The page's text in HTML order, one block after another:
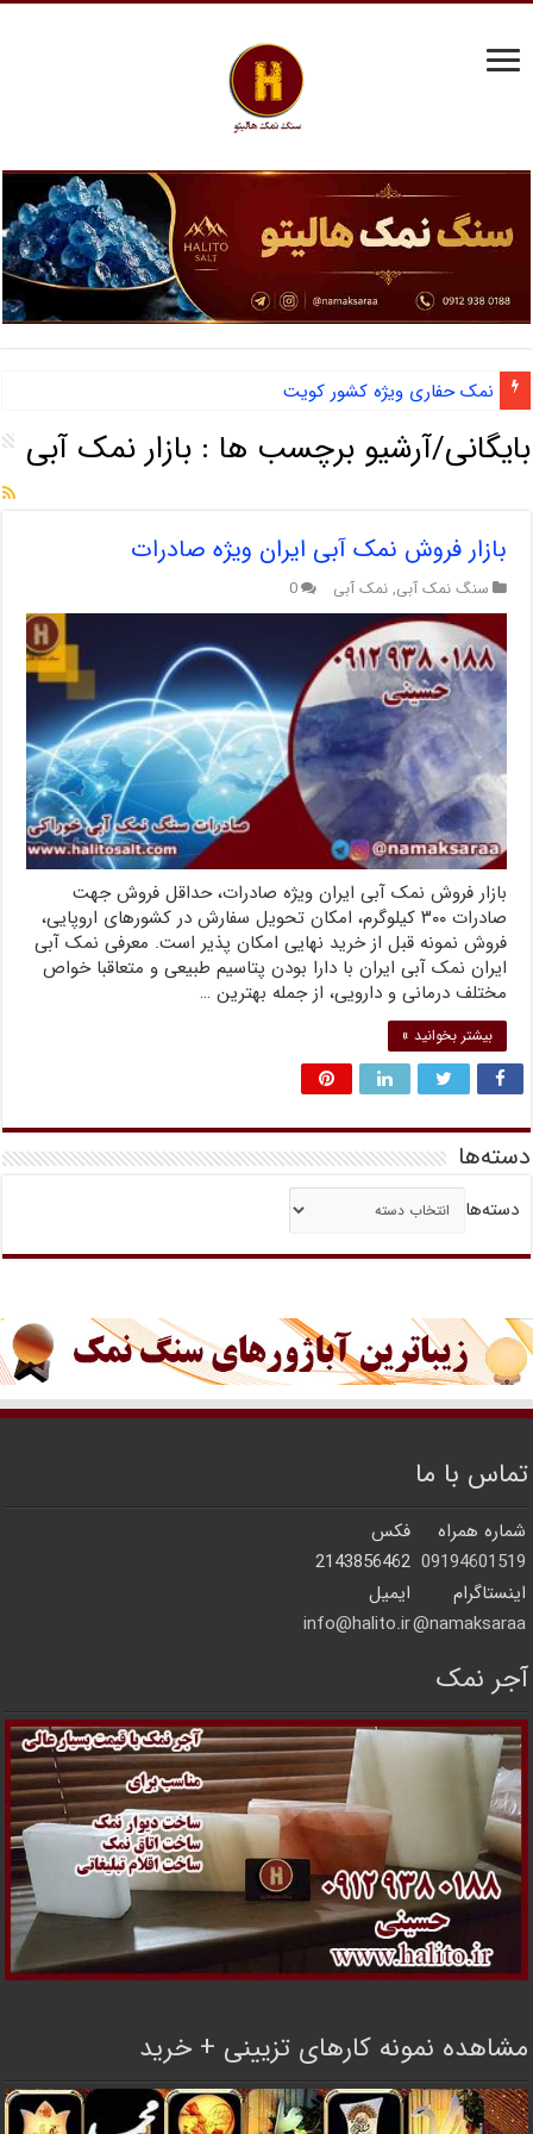
نمک حفاری ویژه کشور کویت
بایگانی/آرشیو برچسب ها : بازار نمک آبی
بازار فروش نمک آبی ایران ویژه صادرات
سنگ نمک آبی, نمک آبی 0
بازار فروش نمک آبی ایران ویژه صادرات، حداقل فروش جهت
صادرات ۳۰۰ کیلوگرم، امکان تحویل سفارش در کشورهای اروپایی،
فروش نمونه قبل از خرید نهایی امکان پذیر است. معرفی نمک آبی
ایران نمک آبی ایران با دارا بودن پتاسیم طبیعی و متعاقبا خواص
مختلف درمانی و دارویی، از جمله بهترین …
بیشتر بخوانید »
دسته‌ها
دسته‌ها
تماس با ما
شماره همراه
فکس
09194601519
2143856462
اینستاگرام
ایمیل
namaksaraa@
info@halito.ir
آجر نمک
مشاهده نمونه کارهای تزیینی + خرید